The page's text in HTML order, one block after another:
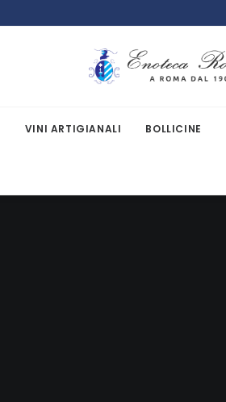
VINI ARTIGIANALI BOLLICINE